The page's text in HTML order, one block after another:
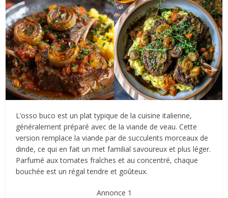
L’osso buco est un plat typique de la cuisine italienne,
généralement préparé avec de la viande de veau. Cette
version remplace la viande par de succulents morceaux de
dinde, ce qui en fait un met familial savoureux et plus léger.
Parfumé aux tomates fraîches et au concentré, chaque
bouchée est un régal tendre et goûteux.
Annonce 1